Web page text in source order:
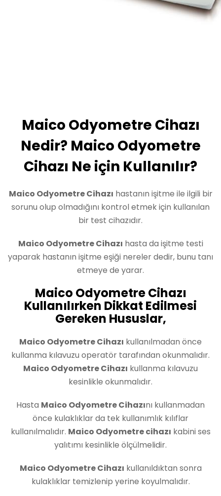
Maico Odyometre Cihazı
Nedir? Maico Odyometre
Cihazı Ne için Kullanılır?
Maico Odyometre Cihazı hastanın işitme ile ilgili bir
sorunu olup olmadığını kontrol etmek için kullanılan
bir test cihazıdır.
Maico Odyometre Cihazı hasta da işitme testi
yaparak hastanın işitme eşiği nereler dedir, bunu tanı
etmeye de yarar.
Maico Odyometre Cihazı
Kullanılırken Dikkat Edilmesi
Gereken Hususlar,
Maico Odyometre Cihazı kullanılmadan önce
kullanma kılavuzu operatör tarafından okunmalıdır.
Maico Odyometre Cihazı kullanma kılavuzu
kesinlikle okunmalıdır.
Hasta Maico Odyometre Cihazını kullanmadan
önce kulaklıklar da tek kullanımlık kılıflar
kullanılmalıdır. Maico Odyometre cihazı kabini ses
yalıtımı kesinlikle ölçülmelidir.
Maico Odyometre Cihazı kullanıldıktan sonra
kulaklıklar temizlenip yerine koyulmalıdır.